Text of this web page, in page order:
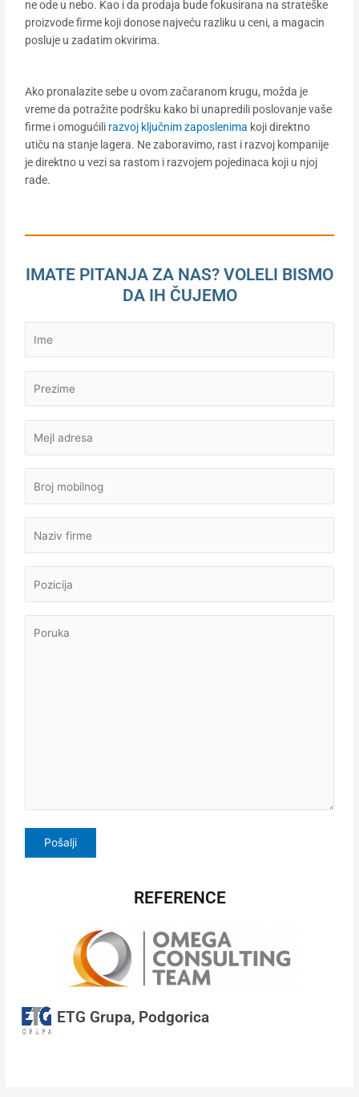
ne ode u nebo. Kao i da prodaja bude fokusirana na strateške
proizvode firme koji donose najveću razliku u ceni, a magacin
posluje u zadatim okvirima.
Ako pronalazite sebe u ovom začaranom krugu, možda je
vreme da potražite podršku kako bi unapredili poslovanje vaše
firme i omogućili razvoj ključnim zaposlenima koji direktno
utiču na stanje lagera. Ne zaboravimo, rast i razvoj kompanije
je direktno u vezi sa rastom i razvojem pojedinaca koji u njoj
rade.
IMATE PITANJA ZA NAS? VOLELI BISMO
DA IH ČUJEMO
REFERENCE
ETG Grupa, Podgorica